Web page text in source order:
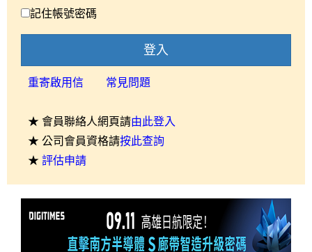
記住帳號密碼
登入
重寄啟用信 常見問題
★ 會員聯絡人網頁請由此登入
★ 公司會員資格請按此查詢
★ 評估申請